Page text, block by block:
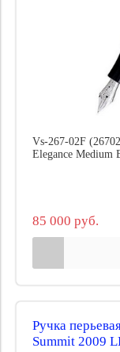
Vs-267-02F
Elegance Medium
85 000 руб.
Ручка
Summit 2009